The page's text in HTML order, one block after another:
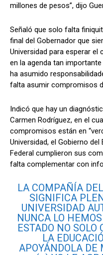
millones de pesos”, dijo
Señaló que solo falta
final del Gobernador que
Universidad para esperar el
en la agenda tan
ha asumido
falta asumir compromisos
Indicó que hay un
Carmen Rodríguez, en el
compromisos están en
Universidad, el Gobierno
Federal cumplieron sus
falta complementar con
LA COMPAÑÍA
SIGNIFICA
UNIVERSIDAD
NUNCA LO
ESTADO NO SOLO
LA
APOYÁNDOLA